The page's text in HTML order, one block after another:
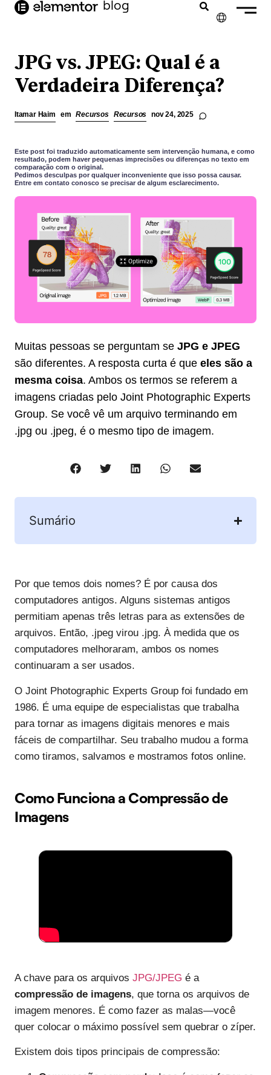
conteúdo
blog
ENGLISH
FRANÇAIS
ESPAÑOL
ITALIANO
JPG vs. JPEG: Qual é a
Verdadeira Diferença?
Itamar Haim em Recursos Recursos nov 24, 2025
Este post foi traduzido automaticamente sem intervenção humana, e como
resultado, podem haver pequenas imprecisões ou diferenças no texto em
comparação com o original.
Pedimos desculpas por qualquer inconveniente que isso possa causar.
Entre em contato conosco se precisar de algum esclarecimento.
Muitas pessoas se perguntam se JPG e JPEG
são diferentes. A resposta curta é que eles são a
mesma coisa. Ambos os termos se referem a
imagens criadas pelo Joint Photographic Experts
Group. Se você vê um arquivo terminando em
.jpg ou .jpeg, é o mesmo tipo de imagem.
Sumário
Por que temos dois nomes? É por causa dos
computadores antigos. Alguns sistemas antigos
permitiam apenas três letras para as extensões de
arquivos. Então, .jpeg virou .jpg. À medida que os
computadores melhoraram, ambos os nomes
continuaram a ser usados.
O Joint Photographic Experts Group foi fundado em
1986. É uma equipe de especialistas que trabalha
para tornar as imagens digitais menores e mais
fáceis de compartilhar. Seu trabalho mudou a forma
como tiramos, salvamos e mostramos fotos online.
Como Funciona a Compressão de
Imagens
A chave para os arquivos JPG/JPEG é a
compressão de imagens, que torna os arquivos de
imagem menores. É como fazer as malas—você
quer colocar o máximo possível sem quebrar o zíper.
Existem dois tipos principais de compressão: